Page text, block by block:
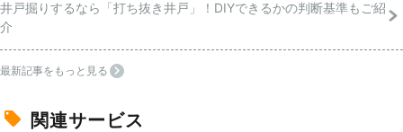
井戸掘りするなら「打ち抜き井戸」！DIYできるかの判断基準もご紹
介
最新記事をもっと見る
関連サービス